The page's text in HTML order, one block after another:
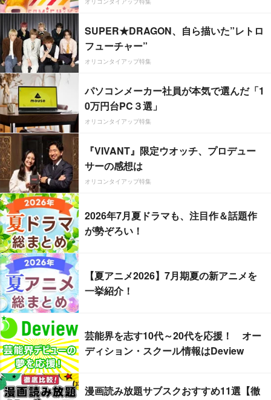
SUPER★DRAGON、自ら描いた”レトロ
フューチャー”
オリコンタイアップ特集
パソコンメーカー社員が本気で選んだ「1
0万円台PC３選」
オリコンタイアップ特集
『VIVANT』限定ウオッチ、プロデュー
サーの感想は
オリコンタイアップ特集
2026年7月夏ドラマも、注目作＆話題作
が勢ぞろい！
【夏アニメ2026】7月期夏の新アニメを
一挙紹介！
芸能界を志す10代～20代を応援！ オー
ディション・スクール情報はDeview
漫画読み放題サブスクおすすめ11選【徹